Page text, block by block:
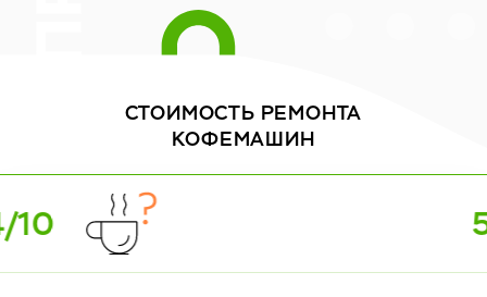
СТОИМОСТЬ РЕМОНТА
КОФЕМАШИН
5/10